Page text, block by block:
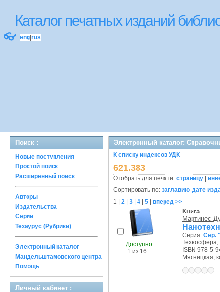
Каталог печатных изданий
👓 eng rus
Поиск :
Новые поступления
Простой поиск
Расширенный поиск
Авторы
Издательства
Серии
Тезаурус (Рубрики)
Электронный каталог
Мандельштамовского центра
Помощь
Личный кабинет :
Электронный каталог:
К списку индексов УДК
621.383
Отобрать для печати: страницу
Сортировать по: заглавию дате
1
2 3 4 5 вперед >>
Доступно
1 из 16
Книга
Мартинес-
Серия: Сер.
Техносфера,
ISBN 978-5-
Мясницкая,